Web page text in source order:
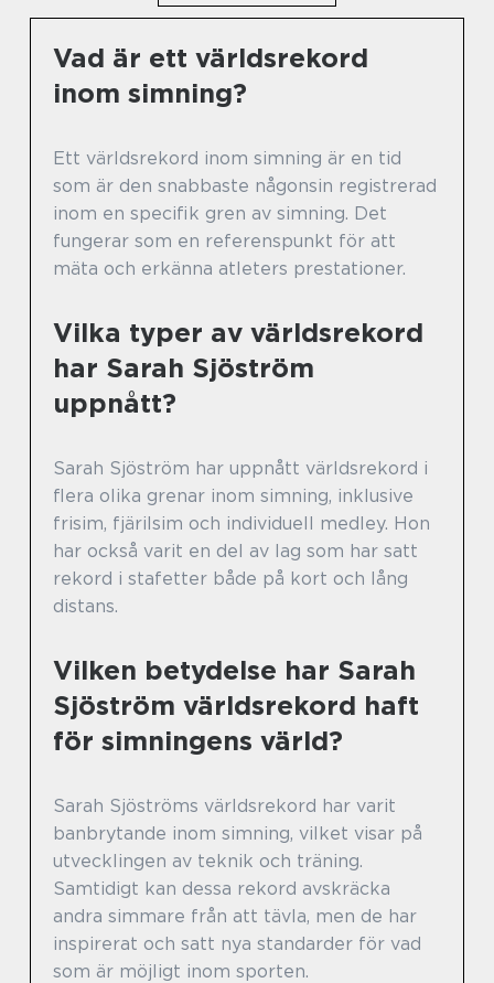
Vad är ett världsrekord
inom simning?
Ett världsrekord inom simning är en tid
som är den snabbaste någonsin registrerad
inom en specifik gren av simning. Det
fungerar som en referenspunkt för att
mäta och erkänna atleters prestationer.
Vilka typer av världsrekord
har Sarah Sjöström
uppnått?
Sarah Sjöström har uppnått världsrekord i
flera olika grenar inom simning, inklusive
frisim, fjärilsim och individuell medley. Hon
har också varit en del av lag som har satt
rekord i stafetter både på kort och lång
distans.
Vilken betydelse har Sarah
Sjöström världsrekord haft
för simningens värld?
Sarah Sjöströms världsrekord har varit
banbrytande inom simning, vilket visar på
utvecklingen av teknik och träning.
Samtidigt kan dessa rekord avskräcka
andra simmare från att tävla, men de har
inspirerat och satt nya standarder för vad
som är möjligt inom sporten.